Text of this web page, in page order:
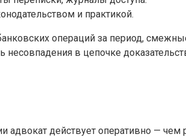
и практикой.
операций за период,
в цепочке
адвокат действует оперативно — чем